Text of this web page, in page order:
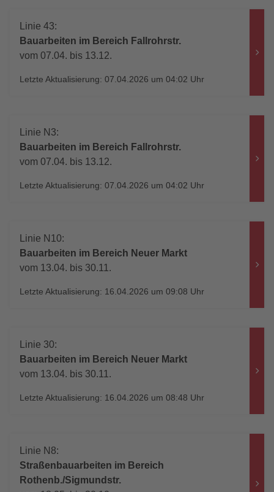
Linie 43:
Bauarbeiten im Bereich Fallrohrstr.
vom 07.04. bis 13.12.
Letzte Aktualisierung: 07.04.2026 um 04:02 Uhr
Linie N3:
Bauarbeiten im Bereich Fallrohrstr.
vom 07.04. bis 13.12.
Letzte Aktualisierung: 07.04.2026 um 04:02 Uhr
Linie N10:
Bauarbeiten im Bereich Neuer Markt
vom 13.04. bis 30.11.
Letzte Aktualisierung: 16.04.2026 um 09:08 Uhr
Linie 30:
Bauarbeiten im Bereich Neuer Markt
vom 13.04. bis 30.11.
Letzte Aktualisierung: 16.04.2026 um 08:48 Uhr
Linie N8:
Straßenbauarbeiten im Bereich
Rothenb./Sigmundstr.